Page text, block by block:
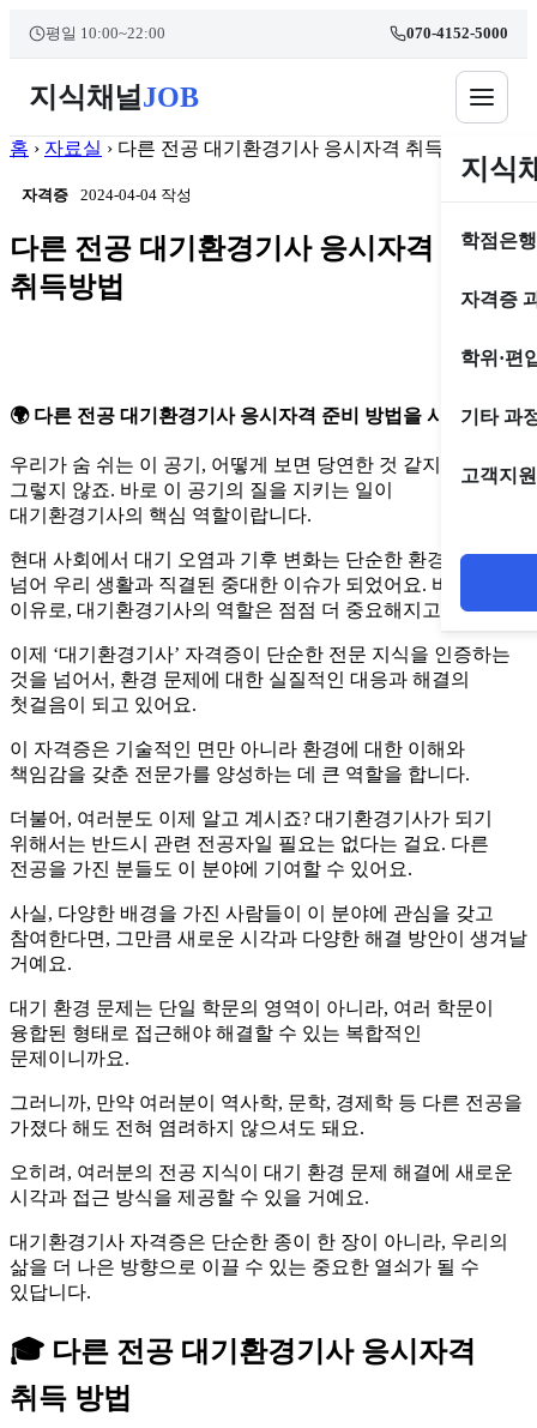
너
기
평일 10:00~22:00 070-4152-5000
지식채널 JOB
지식
학점은
자격증
학위·편
기타 과
고객지원
홈 › 자료실 › 다른 전공 대기환경기사 응시자격 취득방법
자격증 2024-04-04 작성
다른 전공 대기환경기사 응시자격
취득방법
🌍 다른 전공 대기환경기사 응시자격 준비 방법을 시작하며
우리가 숨 쉬는 이 공기, 어떻게 보면 당연한 것 같지만 사실
그렇지 않죠. 바로 이 공기의 질을 지키는 일이
대기환경기사의 핵심 역할이랍니다.
현대 사회에서 대기 오염과 기후 변화는 단순한 환경 문제를
넘어 우리 생활과 직결된 중대한 이슈가 되었어요. 바로 이런
이유로, 대기환경기사의 역할은 점점 더 중요해지고 있답니다.
이제 ‘대기환경기사’ 자격증이 단순한 전문 지식을 인증하는
것을 넘어서, 환경 문제에 대한 실질적인 대응과 해결의
첫걸음이 되고 있어요.
이 자격증은 기술적인 면만 아니라 환경에 대한 이해와
책임감을 갖춘 전문가를 양성하는 데 큰 역할을 합니다.
더불어, 여러분도 이제 알고 계시죠? 대기환경기사가 되기
위해서는 반드시 관련 전공자일 필요는 없다는 걸요. 다른
전공을 가진 분들도 이 분야에 기여할 수 있어요.
사실, 다양한 배경을 가진 사람들이 이 분야에 관심을 갖고
참여한다면, 그만큼 새로운 시각과 다양한 해결 방안이 생겨날
거예요.
대기 환경 문제는 단일 학문의 영역이 아니라, 여러 학문이
융합된 형태로 접근해야 해결할 수 있는 복합적인
문제이니까요.
그러니까, 만약 여러분이 역사학, 문학, 경제학 등 다른 전공을
가졌다 해도 전혀 염려하지 않으셔도 돼요.
오히려, 여러분의 전공 지식이 대기 환경 문제 해결에 새로운
시각과 접근 방식을 제공할 수 있을 거예요.
대기환경기사 자격증은 단순한 종이 한 장이 아니라, 우리의
삶을 더 나은 방향으로 이끌 수 있는 중요한 열쇠가 될 수
있답니다.
🎓 다른 전공 대기환경기사 응시자격
취득 방법